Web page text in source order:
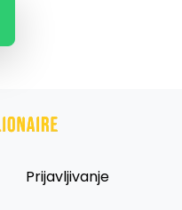
Prijavljivanje